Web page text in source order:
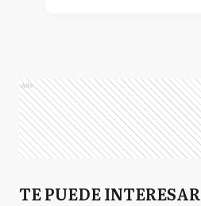
Ads
TE PUEDE INTERESAR